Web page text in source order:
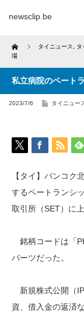
newsclip.be
Home タイニュース タ
場
私立病院のペート
2023/7/6 タイニュー
【タイ】バンコク
するペートランシ
取引所（SET）に上
銘柄コードは「
バーツだった。
新規株式公開（
資、借入金の返済